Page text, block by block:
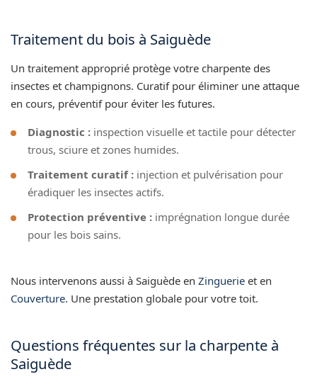
Traitement du bois à Saiguède
Un traitement approprié protège votre charpente des
insectes et champignons. Curatif pour éliminer une attaque
en cours, préventif pour éviter les futures.
Diagnostic : inspection visuelle et tactile pour détecter
trous, sciure et zones humides.
Traitement curatif : injection et pulvérisation pour
éradiquer les insectes actifs.
Protection préventive : imprégnation longue durée
pour les bois sains.
Nous intervenons aussi à Saiguède en Zinguerie et en
Couverture. Une prestation globale pour votre toit.
Questions fréquentes sur la charpente à
Saiguède